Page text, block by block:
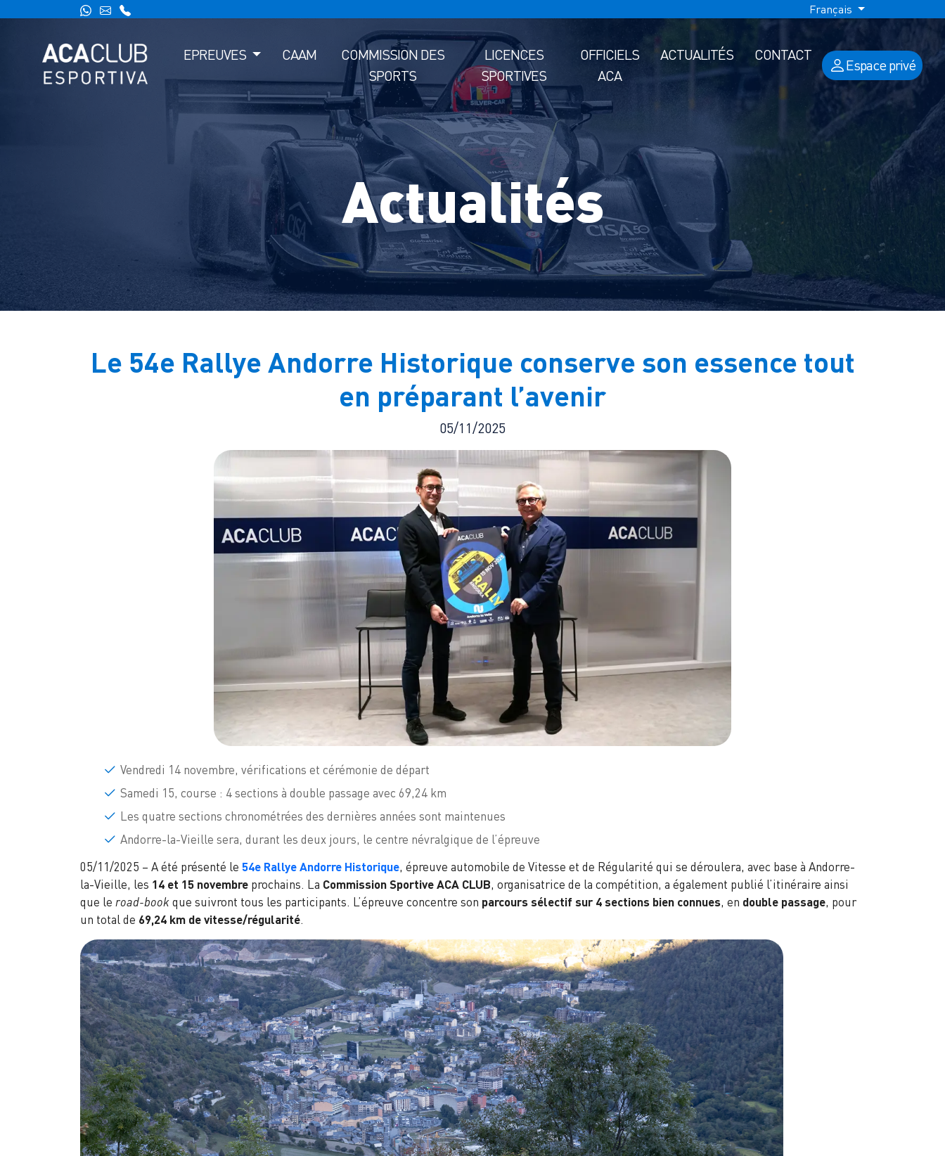
Français
EPREUVES CAAM
COMMISSION DES
SPORTS
LICENCES
SPORTIVES
OFFICIELS
ACA
ACTUALITÉS CONTACT
Espace privé
Actualités
Le 54e Rallye Andorre Historique conserve son essence tout
en préparant l’avenir
05/11/2025
Vendredi 14 novembre, vérifications et cérémonie de départ
Samedi 15, course : 4 sections à double passage avec 69,24 km
Les quatre sections chronométrées des dernières années sont maintenues
Andorre-la-Vieille sera, durant les deux jours, le centre névralgique de l’épreuve
05/11/2025 – A été présenté le 54e Rallye Andorre Historique, épreuve automobile de Vitesse et de Régularité qui se déroulera, avec base à Andorre-
la-Vieille, les 14 et 15 novembre prochains. La Commission Sportive ACA CLUB, organisatrice de la compétition, a également publié l’itinéraire ainsi
que le road-bookque suivront tous les participants. L’épreuve concentre son parcours sélectif sur 4 sections bien connues, en double passage, pour
un total de 69,24 km de vitesse/régularité.